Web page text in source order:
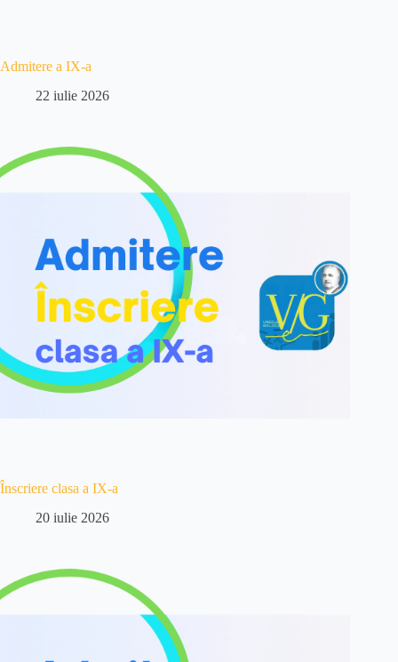
Admitere a IX-a
22 iulie 2026
Înscriere clasa a IX-a
20 iulie 2026